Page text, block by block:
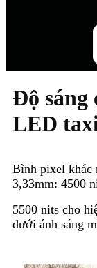
Độ sáng
LED
Bình pixel khác
3,33mm: 4500
5500 nits cho
dưới ánh sáng